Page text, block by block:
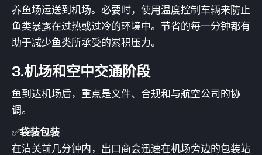
养鱼场运送到机场。必要时，使用温度控制车辆来防止
鱼类暴露在过热或过冷的环境中。节省的每一分钟都有
助于减少鱼类所承受的累积压力。
3.机场和空中交通阶段
鱼到达机场后，重点是文件、合规和与航空公司的协
调。
✅袋装包装
在清关前几分钟内，出口商会迅速在机场旁边的包装站